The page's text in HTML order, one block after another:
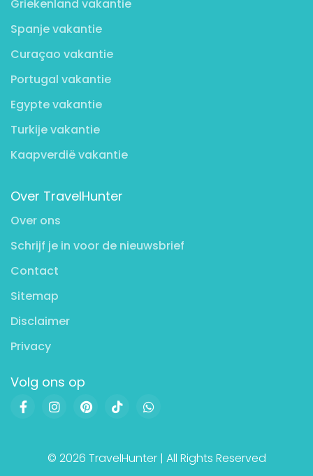
Griekenland vakantie
Spanje vakantie
Curaçao vakantie
Portugal vakantie
Egypte vakantie
Turkije vakantie
Kaapverdië vakantie
Over TravelHunter
Over ons
Schrijf je in voor de nieuwsbrief
Contact
Sitemap
Disclaimer
Privacy
Volg ons op
© 2026 TravelHunter | All Rights Reserved